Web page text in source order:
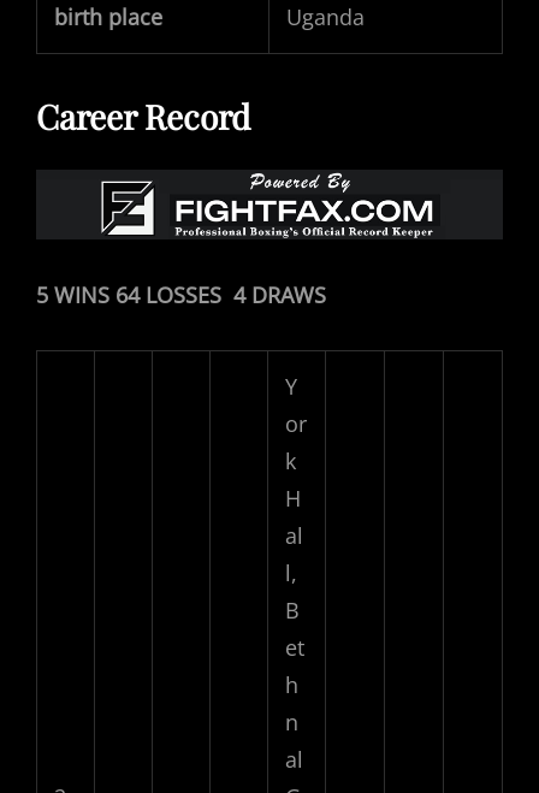
birth place Uganda
Career Record
5 WINS 64 LOSSES 4 DRAWS
Y
or
k
H
al
l,
B
et
h
n
al